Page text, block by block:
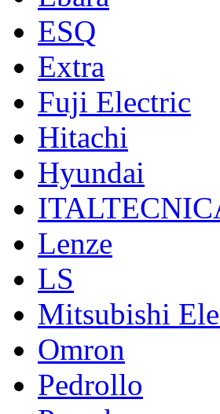
ESQ
Extra
Fuji Electric
Hitachi
Hyundai
Lenze
LS
Mitsubishi
Omron
Pedrollo